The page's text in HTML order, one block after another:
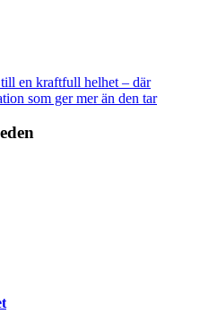
en kraftfull helhet – där
som ger mer än den tar